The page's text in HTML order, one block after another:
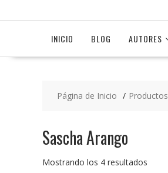
INICIO BLOG AUTORES
Página de Inicio Productos
Sascha Arango
Mostrando los 4 resultados